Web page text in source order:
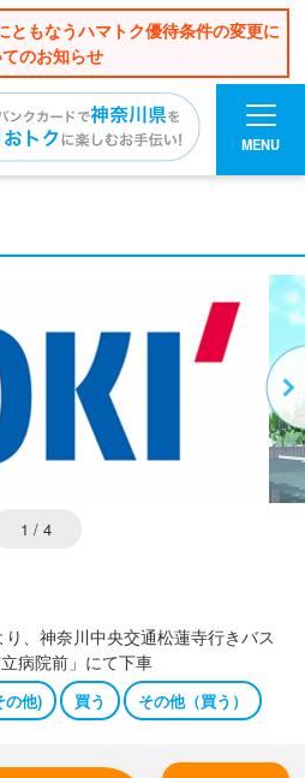
ともなうハマトク優待条件の変更に
のお知らせ
MENU
1 / 4
、神奈川中央交通松蓮寺行きバス
病院前」にて下車
の他) 買う その他（買う）